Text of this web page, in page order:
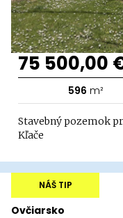
75 500,00
596 m²
Stavebný pozemok
Kľače
Ovčiarsko
NÁŠ TIP